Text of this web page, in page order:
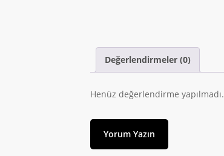
Değerlendirmeler (0)
Henüz değerlendirme yapılmadı.
Yorum Yazın